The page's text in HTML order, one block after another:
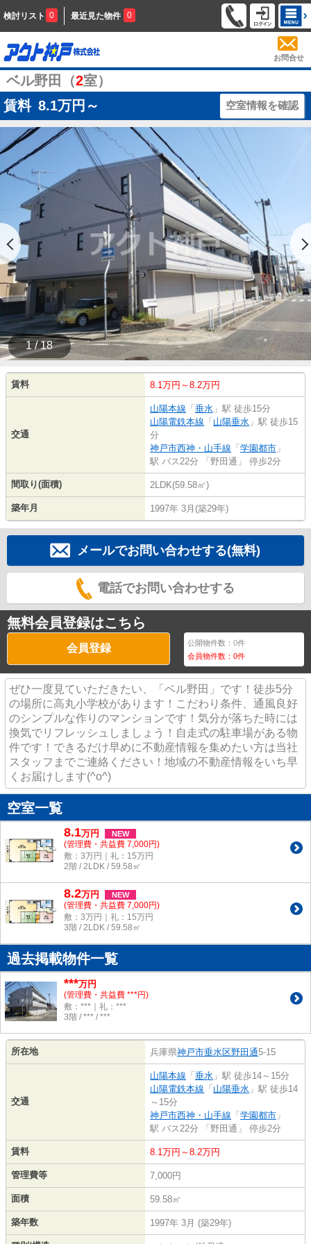
検討リスト 0 最近見た物件 0
お問合せ
ベル野田（2室）
賃料 8.1万円～ 空室情報を確認
1 / 18
賃料 8.1万円～8.2万円
交通
山陽本線 「 垂水 」駅 徒歩15分
山陽電鉄本線 「 山陽垂水 」駅 徒歩15
分
神戸市西神・山手線 「 学園都市 」
駅 バス22分 「野田通」 停歩2分
間取り(面積) 2LDK(59.58㎡)
築年月 1997年 3月(築29年)
メールでお問い合わせする(無料)
電話でお問い合わせする
無料会員登録はこちら
会員登録 公開物件数：0件
会員物件数：0件
ぜひ一度見ていただきたい、「ベル野田」です！徒歩5分
の場所に高丸小学校があります！こだわり条件、通風良好
のシンプルな作りのマンションです！気分が落ちた時には
換気でリフレッシュしましょう！自走式の駐車場がある物
件です！できるだけ早めに不動産情報を集めたい方は当社
スタッフまでご連絡ください！地域の不動産情報をいち早
くお届けします(^o^)
空室一覧
8.1万円 NEW
(管理費・共益費 7,000円)
敷：3万円｜礼：15万円
2階 / 2LDK / 59.58㎡
8.2万円 NEW
(管理費・共益費 7,000円)
敷：3万円｜礼：15万円
3階 / 2LDK / 59.58㎡
過去掲載物件一覧
***万円
(管理費・共益費 ***円)
敷：***｜礼：***
3階 / *** / ***
所在地 兵庫県神戸市垂水区野田通5-15
交通
山陽本線 「 垂水 」駅 徒歩14～15分
山陽電鉄本線 「 山陽垂水 」駅 徒歩14
～15分
神戸市西神・山手線 「 学園都市 」
駅 バス22分 「野田通」 停歩2分
賃料 8.1万円～8.2万円
管理費等 7,000円
面積 59.58㎡
築年数 1997年 3月 (築29年)